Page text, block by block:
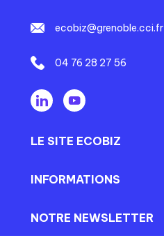
ecobiz@grenoble.cci.fr
04 76 28 27 56
LE SITE ECOBIZ
Réseau Ecobiz
En direct d'Ecobiz
INFORMATIONS
Mentions légales
NOTRE NEWSLETTER